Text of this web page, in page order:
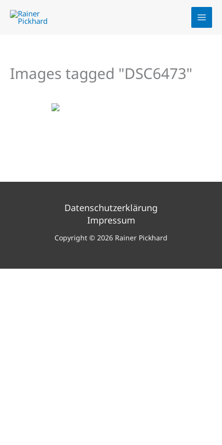
Inhalt
Images tagged "DSC6473"
Datenschutzerklärung
Impressum
Copyright © 2026 Rainer Pickhard